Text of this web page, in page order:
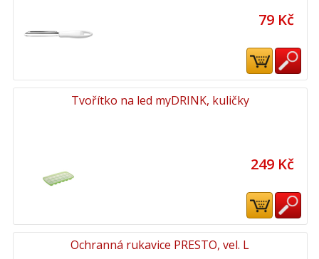
79 Kč
Tvořítko na led myDRINK, kuličky
249 Kč
Ochranná rukavice PRESTO, vel. L